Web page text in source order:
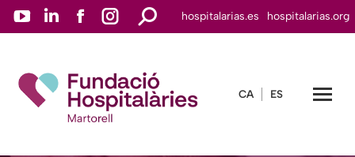
YouTube
in
Linkedin
in
new
Facebook
in
new
Instagram
in
Search: hospitalarias.es hospitalarias.org
CA ES